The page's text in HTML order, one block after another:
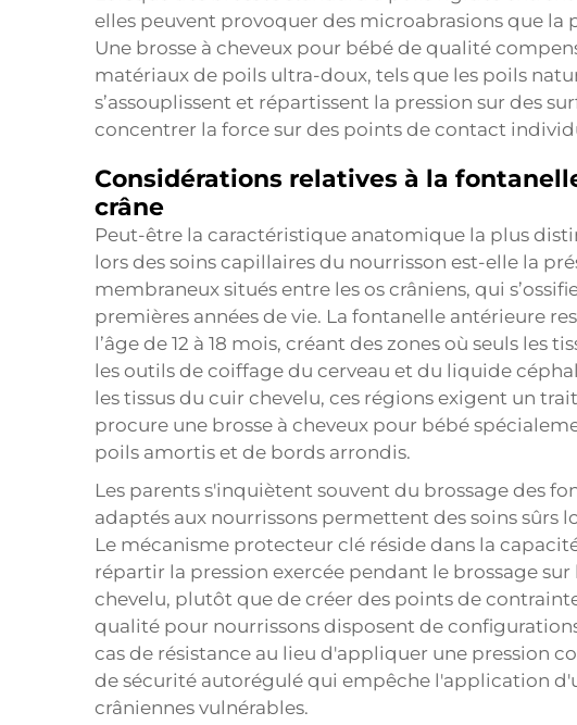
elles peuvent provoquer des microabrasions que
Une brosse à cheveux pour bébé de qualité
matériaux de poils ultra-doux, tels que les poils
s’assouplissent et répartissent la pression sur des
concentrer la force sur des points de contact
Considérations relatives à la
crâne
Peut-être la caractéristique anatomique la plus
lors des soins capillaires du nourrisson est-elle la
membraneux situés entre les os crâniens, qui
premières années de vie. La fontanelle antérieure
l’âge de 12 à 18 mois, créant des zones où seuls les
les outils de coiffage du cerveau et du liquide
les tissus du cuir chevelu, ces régions exigent un
procure une brosse à cheveux pour bébé
poils amortis et de bords arrondis.
Les parents s'inquiètent souvent du brossage des
adaptés aux nourrissons permettent des soins sûrs
Le mécanisme protecteur clé réside dans la
répartir la pression exercée pendant le brossage
chevelu, plutôt que de créer des points de
qualité pour nourrissons disposent de
cas de résistance au lieu d'appliquer une pression
de sécurité autorégulé qui empêche l'application
crâniennes vulnérables.